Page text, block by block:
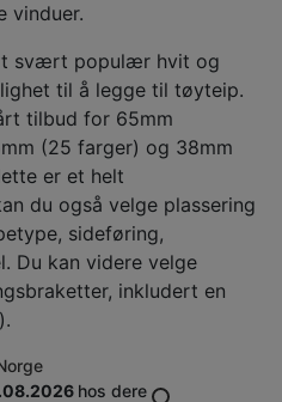
vinduer.
svært populær hvit og
til å legge til tøyteip.
tilbud for 65mm
(25 farger) og 38mm
er et helt
du også velge plassering
sideføring,
Du kan videre velge
inkludert en
hos dere